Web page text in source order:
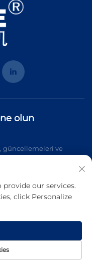
olun
güncellemeleri ve
Abone Ol
Co.,ltd. Tüm hakları
our services.
click Personalize